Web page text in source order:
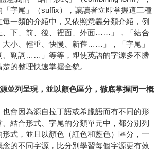
字尾」（suffix），讓讀者立即掌握這三種
每一類的介紹中，又依照意義分類介紹，例
、下、前、後、裡面、外面……」，「結合
大小、輕重、快慢、新舊……」，「字尾」
、副詞……」等等，即使英語的字源多不勝
的整理快速掌握全貌。
並列呈現，並以顏色區分，徹底掌握同一概
會因為源自拉丁語或希臘語而有不同的形
結合形式、字尾的分類單元中，都分別列
式，並且以顏色（紅色和藍色）區分，一
的不同字源，比分別學習每個字源更有效